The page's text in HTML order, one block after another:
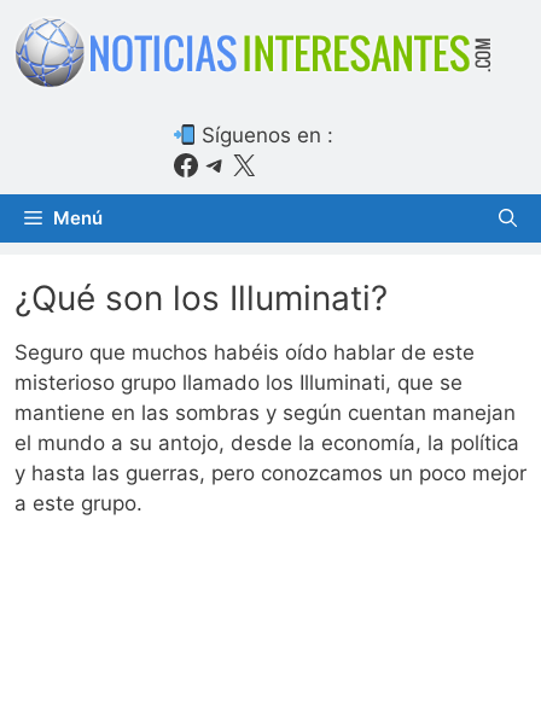
Saltar
contenido
Síguenos en :
Facebook
Telegram
X
Menú
¿Qué son los Illuminati?
Seguro que muchos habéis oído hablar de este
misterioso grupo llamado los Illuminati, que se
mantiene en las sombras y según cuentan manejan
el mundo a su antojo, desde la economía, la política
y hasta las guerras, pero conozcamos un poco mejor
a este grupo.